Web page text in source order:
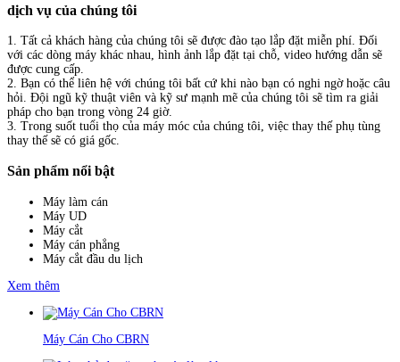
dịch vụ của chúng tôi
1. Tất cả khách hàng của chúng tôi sẽ được đào tạo lắp đặt miễn phí. Đối
với các dòng máy khác nhau, hình ảnh lắp đặt tại chỗ, video hướng dẫn sẽ
được cung cấp.
2. Bạn có thể liên hệ với chúng tôi bất cứ khi nào bạn có nghi ngờ hoặc câu
hỏi. Đội ngũ kỹ thuật viên và kỹ sư mạnh mẽ của chúng tôi sẽ tìm ra giải
pháp cho bạn trong vòng 24 giờ.
3. Trong suốt tuổi thọ của máy móc của chúng tôi, việc thay thế phụ tùng
thay thế sẽ có giá gốc.
Sản phẩm nổi bật
Máy làm cán
Máy UD
Máy cắt
Máy cán phẳng
Máy cắt đầu du lịch
Xem thêm
Máy Cán Cho CBRN